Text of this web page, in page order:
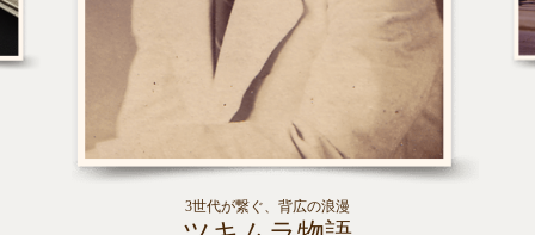
3世代が繋ぐ、背広の浪漫